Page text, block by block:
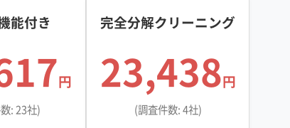
、実は乾燥している冬場はカチ
時に一気にヌルヌルに変わる
年同じなんですよね。豊岡市
能付き
円
: 23社)
完全分解クリーニング
23,438円
(調査件数: 4社)